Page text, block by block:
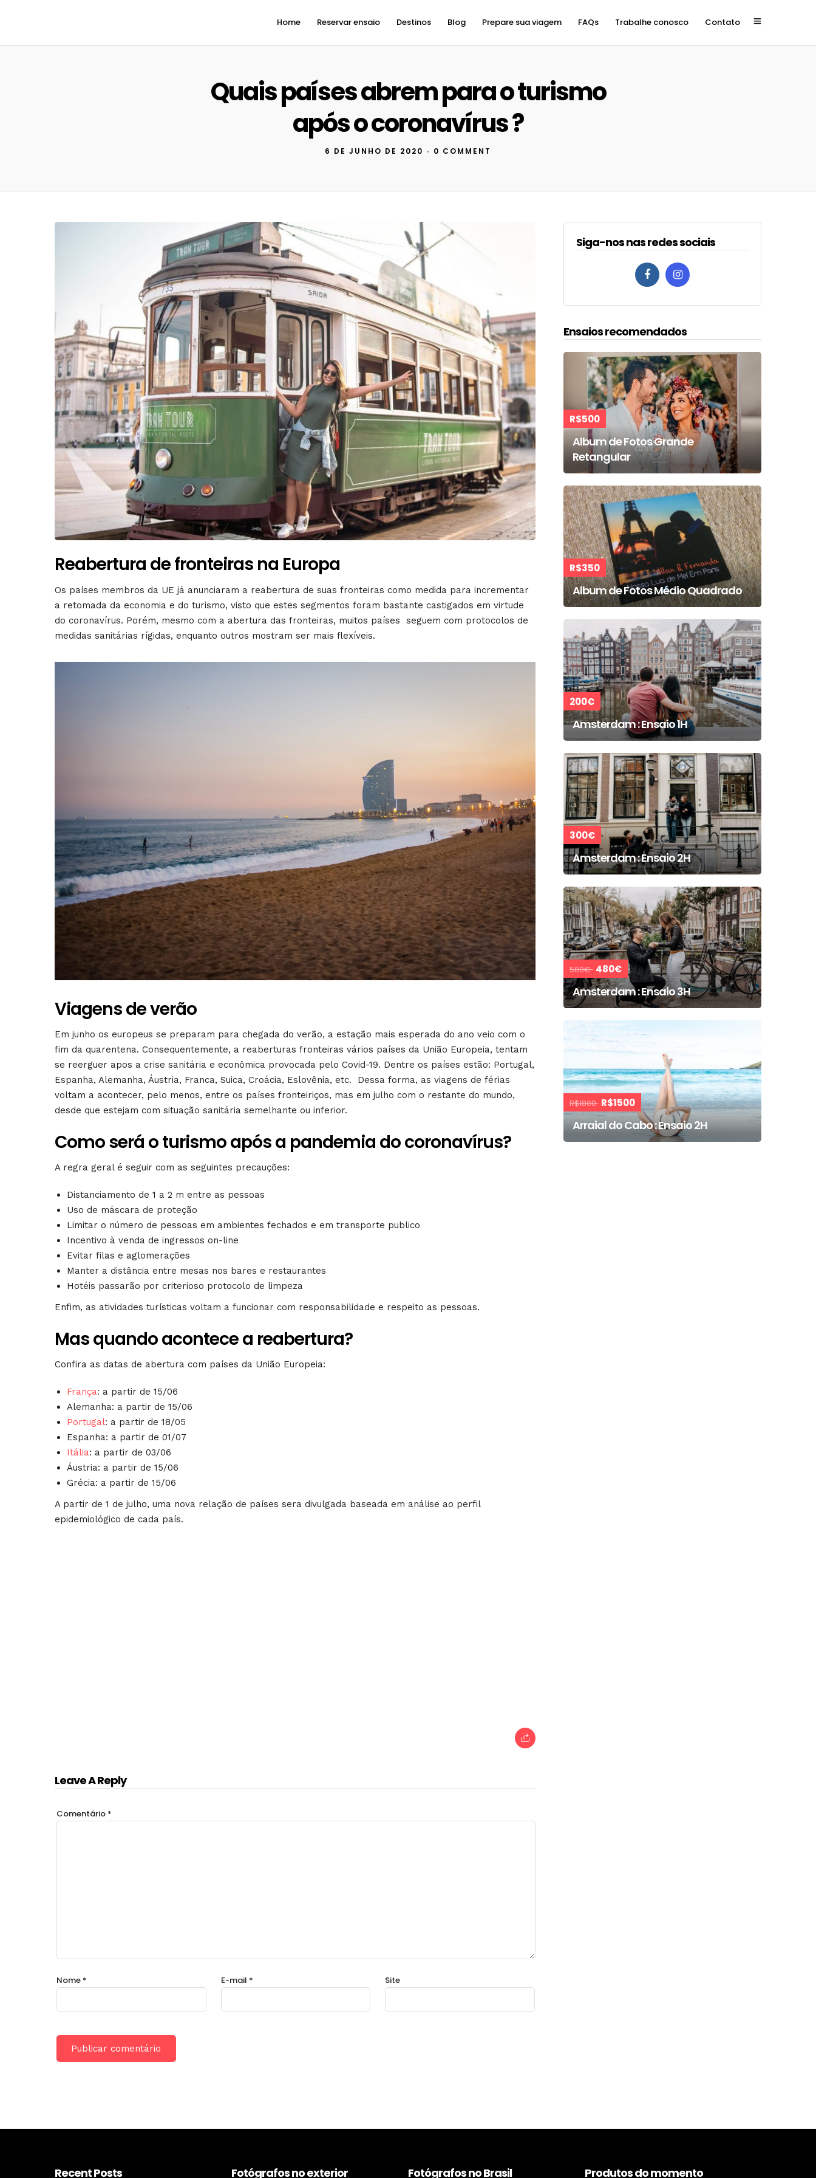
Home Reservar ensaio Destinos Blog Prepare sua viagem FAQs Trabalhe conosco Contato
Quais países abrem para o turismo
após o coronavírus ?
6 DE JUNHO DE 2020 • 0 COMMENT
Reabertura de fronteiras na Europa
Os países membros da UE já anunciaram a reabertura de suas fronteiras como medida para incrementar
a retomada da economia e do turismo, visto que estes segmentos foram bastante castigados em virtude
do coronavírus. Porém, mesmo com a abertura das fronteiras, muitos países seguem com protocolos de
medidas sanitárias rígidas, enquanto outros mostram ser mais flexíveis.
Viagens de verão
Em junho os europeus se preparam para chegada do verão, a estação mais esperada do ano veio com o
fim da quarentena. Consequentemente, a reaberturas fronteiras vários países da União Europeia, tentam
se reerguer apos a crise sanitária e econômica provocada pelo Covid-19. Dentre os países estão: Portugal,
Espanha, Alemanha, Áustria, Franca, Suica, Croácia, Eslovênia, etc. Dessa forma, as viagens de férias
voltam a acontecer, pelo menos, entre os países fronteiriços, mas em julho com o restante do mundo,
desde que estejam com situação sanitária semelhante ou inferior.
Como será o turismo após a pandemia do coronavírus?
A regra geral é seguir com as seguintes precauções:
Distanciamento de 1 a 2 m entre as pessoas
Uso de máscara de proteção
Limitar o número de pessoas em ambientes fechados e em transporte publico
Incentivo à venda de ingressos on-line
Evitar filas e aglomerações
Manter a distância entre mesas nos bares e restaurantes
Hotéis passarão por criterioso protocolo de limpeza
Enfim, as atividades turísticas voltam a funcionar com responsabilidade e respeito as pessoas.
Mas quando acontece a reabertura?
Confira as datas de abertura com países da União Europeia:
França: a partir de 15/06
Alemanha: a partir de 15/06
Portugal: a partir de 18/05
Espanha: a partir de 01/07
Itália: a partir de 03/06
Áustria: a partir de 15/06
Grécia: a partir de 15/06
A partir de 1 de julho, uma nova relação de países sera divulgada baseada em análise ao perfil
epidemiológico de cada país.
Leave A Reply
Comentário *
Nome * E-mail * Site
Siga-nos nas redes sociais
Ensaios recomendados
R$500
Album de Fotos Grande
Retangular
R$350
Album de Fotos Médio Quadrado
200€
Amsterdam : Ensaio 1H
300€
Amsterdam : Ensaio 2H
500€ 480€
Amsterdam : Ensaio 3H
R$1800 R$1500
Arraial do Cabo : Ensaio 2H
Recent Posts Fotógrafos no exterior Fotógrafos no Brasil Produtos do momento